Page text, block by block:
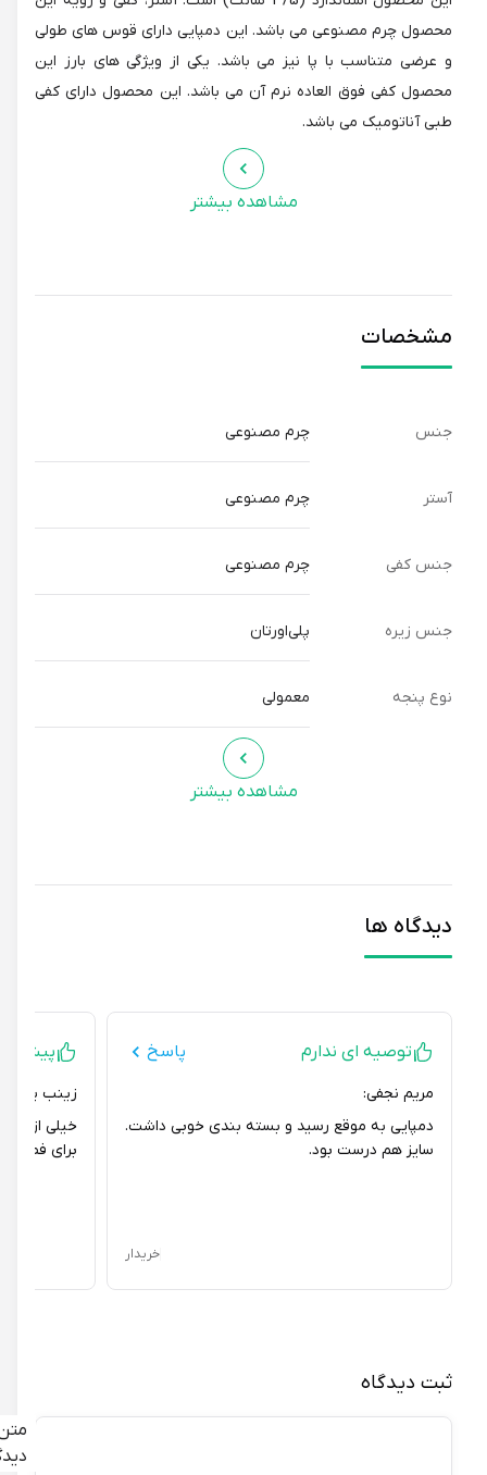
محصول چرم مصنوعی می باشد. این دمپایی دارای قوس های طولی
و عرضی متناسب با پا نیز می باشد. یکی از ویژگی های بارز این
محصول کفی فوق العاده نرم آن می باشد. این محصول دارای کفی
طبی آناتومیک می باشد.
مشاهده بیشتر
مشخصات
جنس چرم مصنوعی
آستر چرم مصنوعی
جنس کفی چرم مصنوعی
جنس زیره پلی‌اورتان
نوع پنجه معمولی
مشاهده بیشتر
دیدگاه ها
ثبت دیدگاه
متن
دیدگاه
توصیه ای ندارم پاسخ
مریم نجفی:
دمپایی به موقع رسید و بسته بندی خوبی داشت.
سایز هم درست بود.
خریدار
پیشنهاد
زینب یاحقی:
خیلی از این
برای فصل